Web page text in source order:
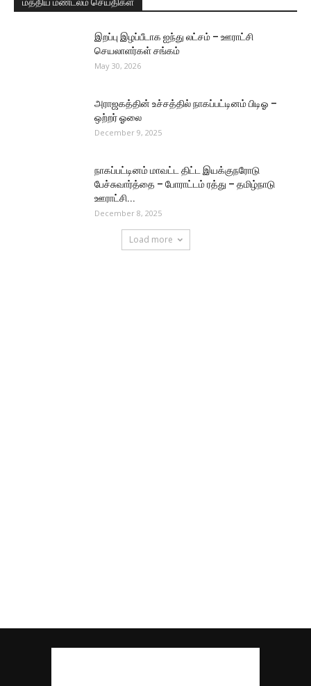
மத்திய மண்டலம் செய்திகள்
இறப்பு இழப்பீடாக ஐந்து லட்சம் – ஊராட்சி
செயலாளர்கள் சங்கம்
May 30, 2026
அராஜகத்தின் உச்சத்தில் நாகப்பட்டினம் பிடிஓ –
ஒற்றர் ஓலை
December 9, 2025
நாகப்பட்டினம் மாவட்ட திட்ட இயக்குநரோடு
பேச்சுவார்த்தை – போராட்டம் ரத்து – தமிழ்நாடு
ஊராட்சி...
December 8, 2025
Load more